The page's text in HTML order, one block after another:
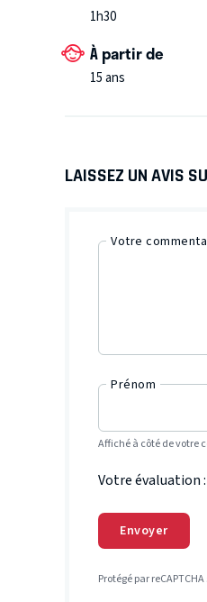
1h30
À partir de
15 ans
LAISSEZ UN AVIS
Votre
Prénom
Affiché à côté de votre
Votre évaluation :
Envoyer
Protégé par reCAPTCHA